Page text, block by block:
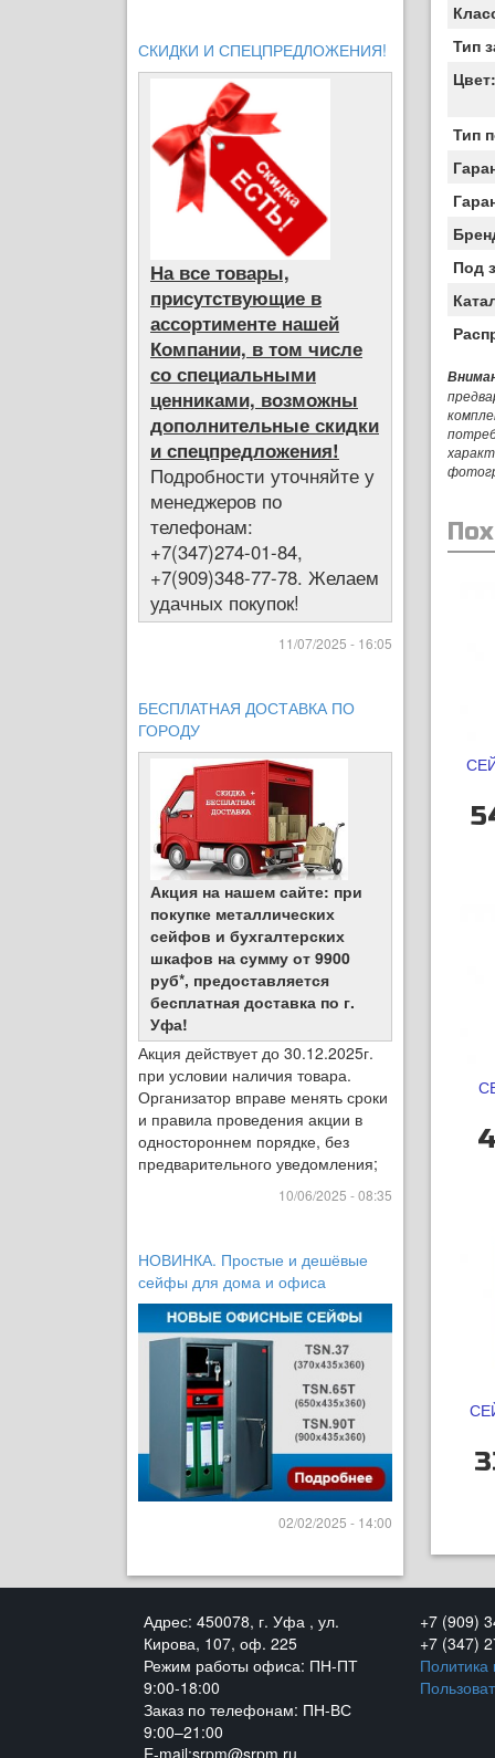
СКИДКИ И СПЕЦПРЕДЛОЖЕНИЯ!
На все товары,
присутствующие в
ассортименте нашей
Компании, в том числе
со специальными
ценниками, возможны
дополнительные скидки
и спецпредложения!
Подробности уточняйте у
менеджеров по
телефонам:
+7(347)274-01-84,
+7(909)348-77-78. Желаем
удачных покупок!
11/07/2025 - 16:05
БЕСПЛАТНАЯ ДОСТАВКА ПО
ГОРОДУ
Акция на нашем сайте: при
покупке металлических
сейфов и бухгалтерских
шкафов на сумму от 9900
руб*, предоставляется
бесплатная доставка по г.
Уфа!
Акция действует до 30.12.2025г.
при условии наличия товара.
Организатор вправе менять сроки
и правила проведения акции в
одностороннем порядке, без
предварительного уведомления;
10/06/2025 - 08:35
НОВИНКА. Простые и дешёвые
сейфы для дома и офиса
02/02/2025 - 14:00
Тип
Тип
Под
Адрес: 450078, г. Уфа , ул.
Кирова, 107, оф. 225
Режим работы офиса: ПН-ПТ
9:00-18:00
Заказ по телефонам: ПН-ВС
9:00–21:00
E-mail:srpm@srpm.ru
+7 (909)
+7 (347)